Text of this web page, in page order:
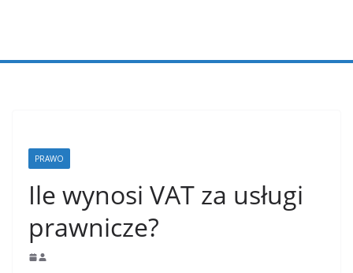
PRAWO
Ile wynosi VAT za usługi
prawnicze?